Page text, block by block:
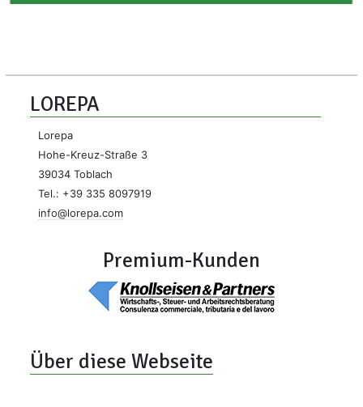
LOREPA
Lorepa
Hohe-Kreuz-Straße 3
39034 Toblach
Tel.: +39 335 8097919
info@lorepa.com
Premium-Kunden
Über diese Webseite